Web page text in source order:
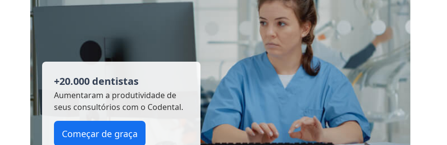
+20.000 dentistas
Aumentaram a produtividadede
seus consultórios com o Codental.
Começar de graça